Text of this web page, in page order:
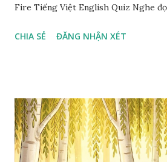
Fire Tiếng Việt English Quiz Nghe
CHIA SẺ ĐĂNG NHẬN XÉT